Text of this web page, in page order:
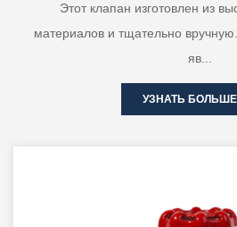
Этот клапан изготовлен из
материалов и тщательно
яв...
УЗНАТЬ БОЛЬШЕ